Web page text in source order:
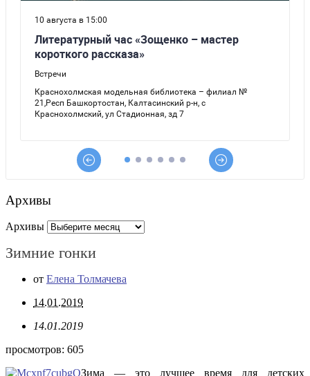
Архивы
Архивы
Зимние гонки
от Елена Толмачева
14.01.2019
14.01.2019
просмотров: 605
Зима — это лучшее время для детских